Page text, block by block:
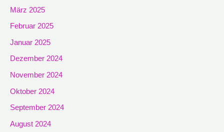
März 2025
Februar 2025
Januar 2025
Dezember 2024
November 2024
Oktober 2024
September 2024
August 2024